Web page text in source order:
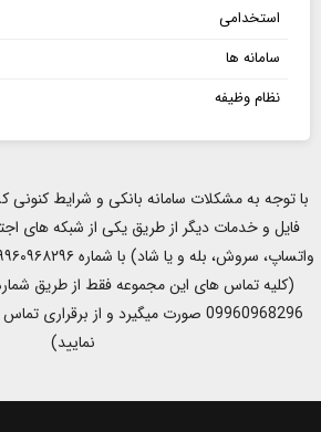
استخدامی
سامانه ها
نظام وظیفه
با توجه به مشکلات سامانه بانکی و شرایط
فایل و خدمات دیگر از طریق یکی از شبکه های
09960968296 صورت میگیرد و از
نمایید)